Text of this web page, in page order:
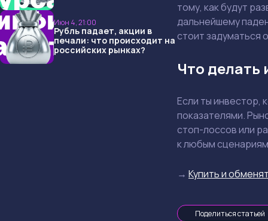
Июн 4, 21:00
Рубль падает, акции в
печали: что происходит на
российских рынках?
тому, как будут
дальнейшему
стоит задуматься
Что делать
Если ты инвестор,
показателями.
стоп-лоссов или
к любым
→ Купить и
Поделиться статьей